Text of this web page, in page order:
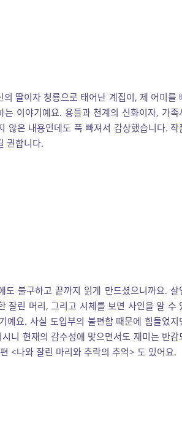
딸이자 청룡으로 태어난 계집이, 제 어미를
이야기예요. 용들과 천계의 신화이자, 가족
않은 내용인데도 푹 빠져서 감상했습니다. 작
권합니다.
도 불구하고 끝까지 읽게 만드셨으니까요. 살
잘린 머리, 그리고 시체를 보면 사인을 알 수
예요. 사실 도입부의 불편함 때문에 힘들었지
니 현재의 감수성에 맞으면서도 재미는 반감
<나와 잘린 마리와 추락의 추억> 도 있어요.